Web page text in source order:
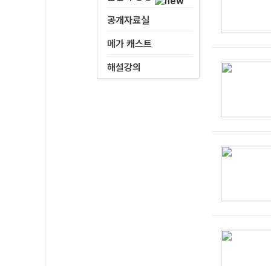
공개자료실
메가 캐스트
해설강의